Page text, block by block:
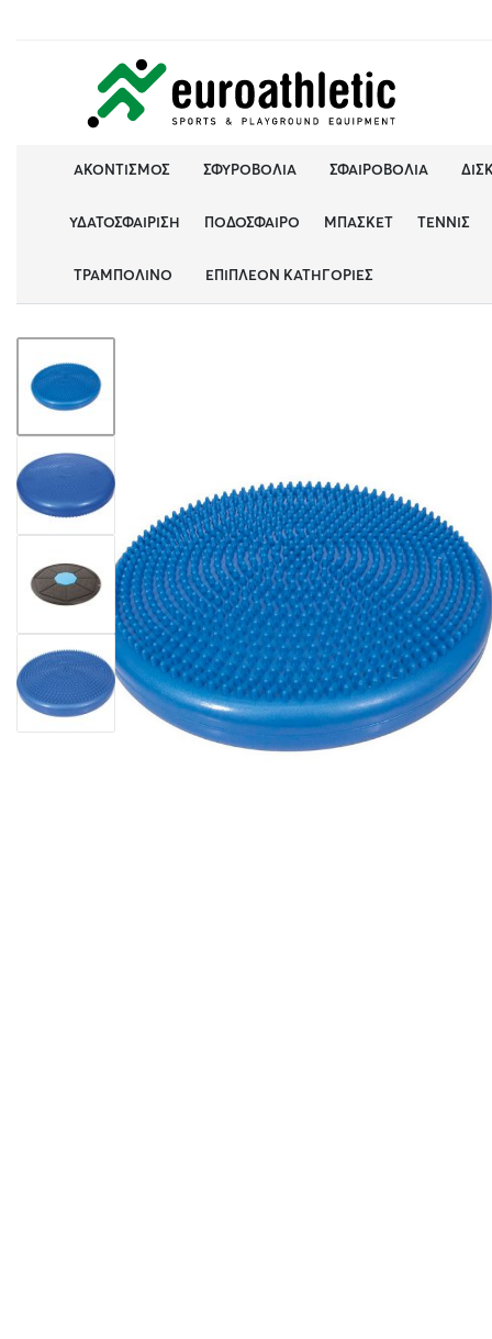
ΑΚΟΝΤΙΣΜΌΣ ΣΦΥΡΟΒΟΛΊΑ ΣΦΑΙΡΟΒΟΛΊΑ
ΥΔΑΤΟΣΦΑΊΡΙΣΗ ΠΟΔΌΣΦΑΙΡΟ ΜΠΆΣΚΕΤ ΤΈΝΝΙΣ
ΤΡΑΜΠΟΛΊΝΟ ΕΠΙΠΛΈΟΝ ΚΑΤΗΓΟΡΊΕΣ